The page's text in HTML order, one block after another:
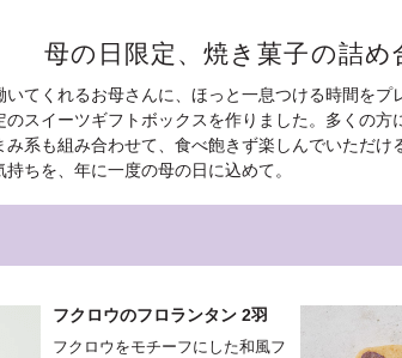
母の日限定、焼き菓子の詰め
いてくれるお母さんに、ほっと一息つける時間を
スイーツギフトボックスを作りました。多くの
み系も組み合わせて、食べ飽きず楽しんでいただ
ちを、年に一度の母の日に込めて。
フクロウのフロランタン 2羽
フクロウをモチーフにした和風フ